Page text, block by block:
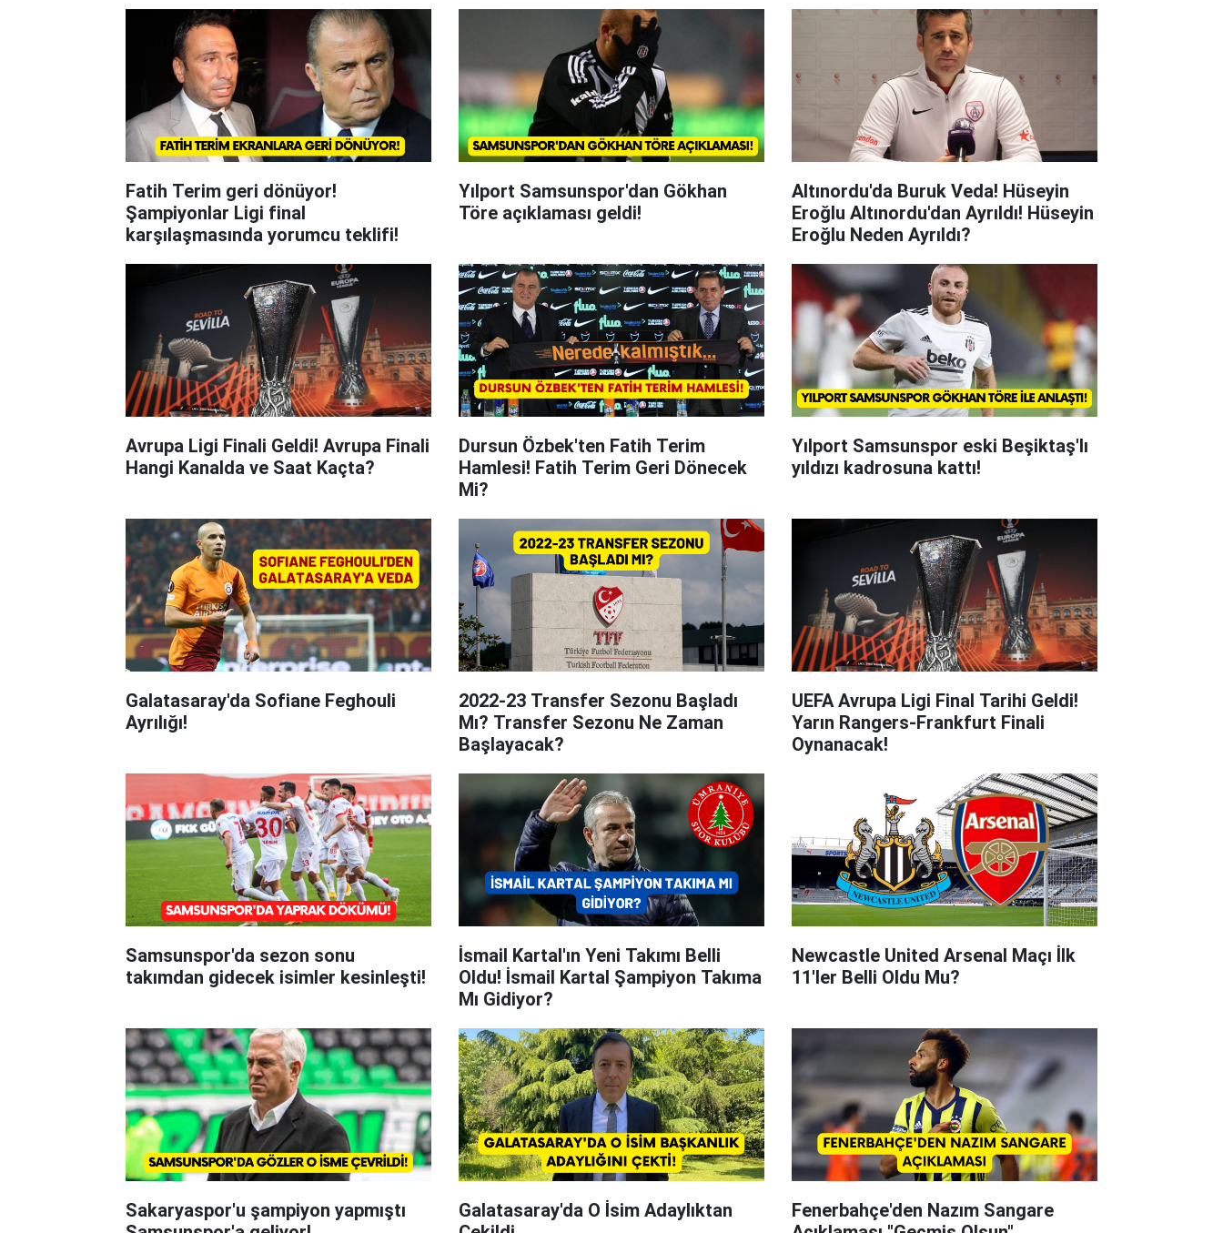
Fatih Terim geri dönüyor!
Şampiyonlar Ligi final
karşılaşmasında yorumcu teklifi!
Yılport Samsunspor'dan Gökhan
Töre açıklaması geldi!
Altınordu'da Buruk Veda! Hüseyin
Eroğlu Altınordu'dan Ayrıldı! Hüseyin
Eroğlu Neden Ayrıldı?
Avrupa Ligi Finali Geldi! Avrupa Finali
Hangi Kanalda ve Saat Kaçta?
Dursun Özbek'ten Fatih Terim
Hamlesi! Fatih Terim Geri Dönecek
Mi?
Yılport Samsunspor eski Beşiktaş'lı
yıldızı kadrosuna kattı!
Galatasaray'da Sofiane Feghouli
Ayrılığı!
2022-23 Transfer Sezonu Başladı
Mı? Transfer Sezonu Ne Zaman
Başlayacak?
UEFA Avrupa Ligi Final Tarihi Geldi!
Yarın Rangers-Frankfurt Finali
Oynanacak!
Samsunspor'da sezon sonu
takımdan gidecek isimler kesinleşti!
İsmail Kartal'ın Yeni Takımı Belli
Oldu! İsmail Kartal Şampiyon Takıma
Mı Gidiyor?
Newcastle United Arsenal Maçı İlk
11'ler Belli Oldu Mu?
Sakaryaspor'u şampiyon yapmıştı
Galatasaray'da O İsim Adaylıktan
Fenerbahçe'den Nazım Sangare